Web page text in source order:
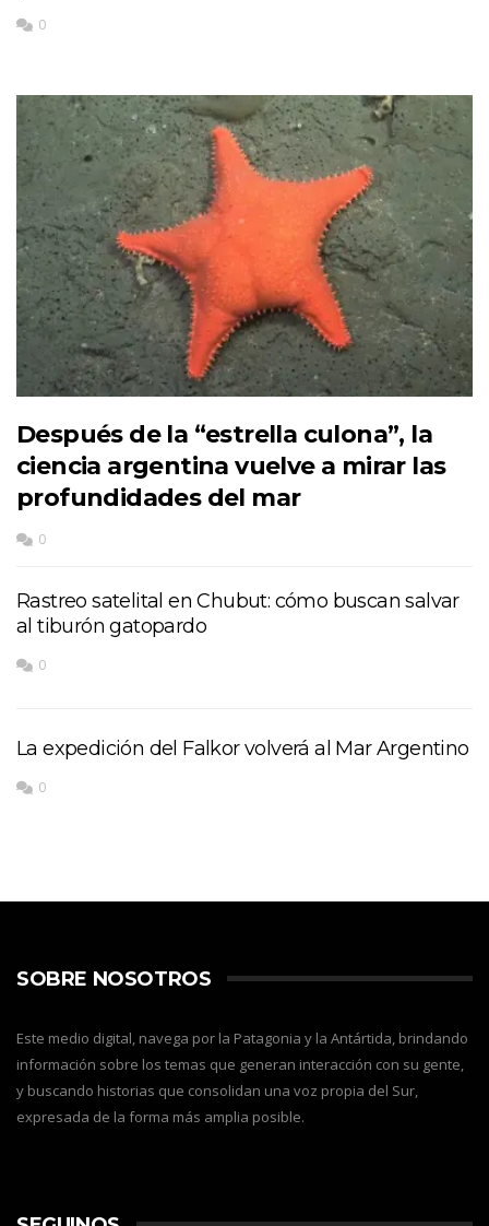
0
Después de la “estrella culona”, la
ciencia argentina vuelve a mirar las
profundidades del mar
0
Rastreo satelital en Chubut: cómo buscan salvar
al tiburón gatopardo
0
La expedición del Falkor volverá al Mar Argentino
0
SOBRE NOSOTROS
Este medio digital, navega por la Patagonia y la Antártida, brindando
información sobre los temas que generan interacción con su gente,
y buscando historias que consolidan una voz propia del Sur,
expresada de la forma más amplia posible.